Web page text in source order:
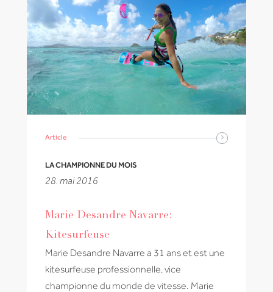
Article
LA CHAMPIONNE DU MOIS
28. mai 2016
Marie Desandre Navarre:
Kitesurfeuse
Marie Desandre Navarre a 31 ans et est une
kitesurfeuse professionnelle, vice
championne du monde de vitesse. Marie